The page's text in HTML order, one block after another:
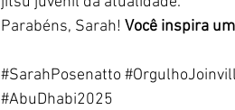
Parabéns, Sarah! Você inspira
#SarahPosenatto
#AbuDhabi2025